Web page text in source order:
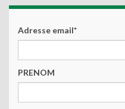
Adresse email*
PRENOM